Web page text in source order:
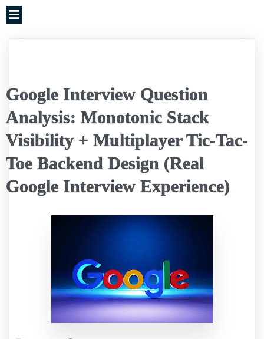
Google Interview Question
Analysis: Monotonic Stack
Visibility + Multiplayer Tic-Tac-
Toe Backend Design (Real
Google Interview Experience)